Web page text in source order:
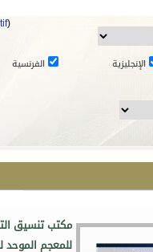
مكتب تنسيق
للمعجم الموحد
)